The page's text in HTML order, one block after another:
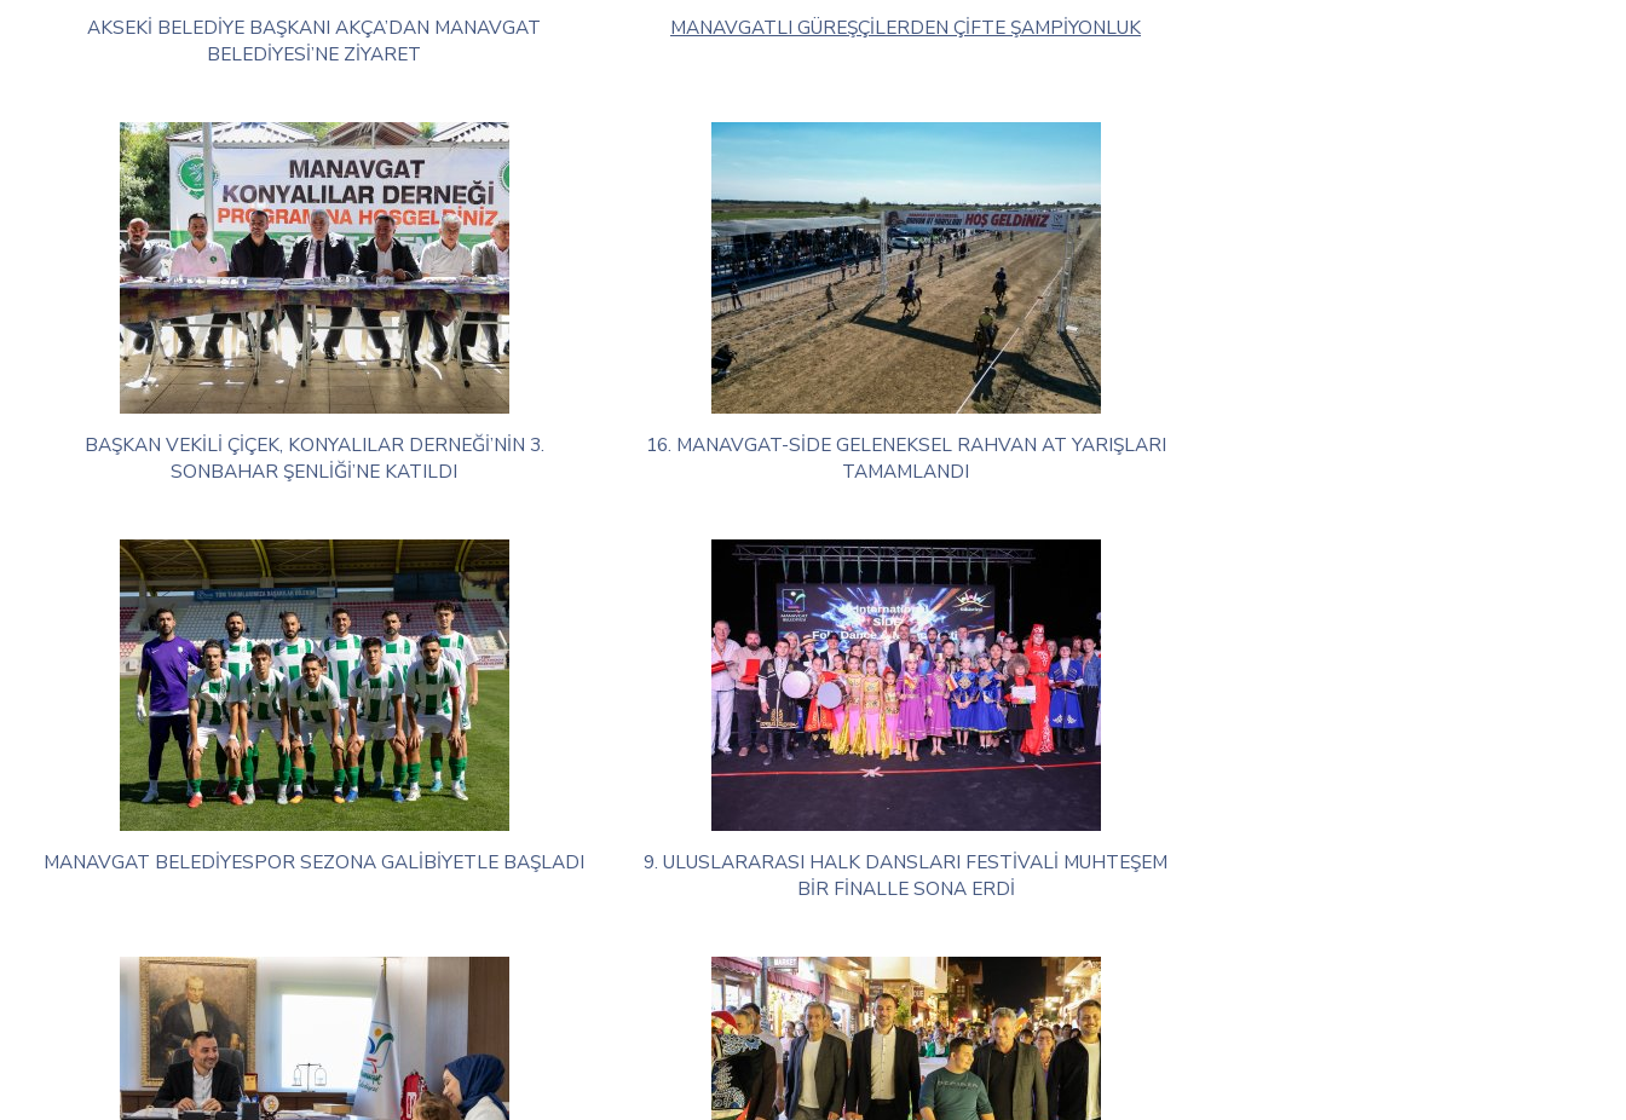
AKSEKİ BELEDİYE BAŞKANI AKÇA’DAN MANAVGAT
BELEDİYESİ’NE ZİYARET
MANAVGATLI GÜREŞÇİLERDEN ÇİFTE ŞAMPİYONLUK
BAŞKAN VEKİLİ ÇİÇEK, KONYALILAR DERNEĞİ’NİN 3.
SONBAHAR ŞENLİĞİ’NE KATILDI
16. MANAVGAT-SİDE GELENEKSEL RAHVAN AT YARIŞLARI
TAMAMLANDI
MANAVGAT BELEDİYESPOR SEZONA GALİBİYETLE BAŞLADI
9. ULUSLARARASI HALK DANSLARI FESTİVALİ MUHTEŞEM
BİR FİNALLE SONA ERDİ